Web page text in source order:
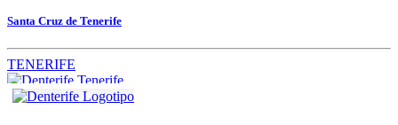
Santa Cruz de Tenerife
TENERIFE